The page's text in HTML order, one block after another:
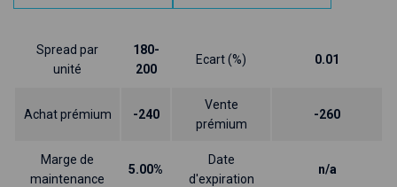
Spread par
unité
180-
200
Ecart (%) 0.01
Achat prémium -240
Vente
prémium
-260
Marge de
maintenance
5.00%
Date
d'expiration
n/a